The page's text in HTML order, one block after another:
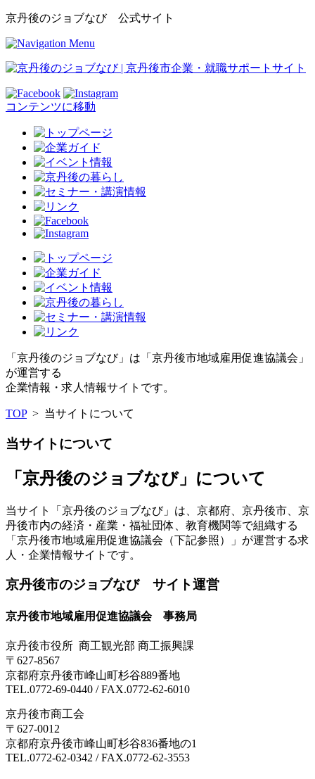
京丹後のジョブなび 公式サイト
コンテンツに移動
「京丹後のジョブなび」は「京丹後市地域雇用促進協議会」
が運営する
企業情報・求人情報サイトです。
TOP> 当サイトについて
当サイトについて
「京丹後のジョブなび」について
当サイト「京丹後のジョブなび」は、京都府、京丹後市、京
丹後市内の経済・産業・福祉団体、教育機関等で組織する
「京丹後市地域雇用促進協議会（下記参照）」が運営する求
人・企業情報サイトです。
京丹後市のジョブなび サイト運営
京丹後市地域雇用促進協議会 事務局
京丹後市役所 商工観光部 商工振興課
〒627-8567
京都府京丹後市峰山町杉谷889番地
TEL.0772-69-0440 / FAX.0772-62-6010
京丹後市商工会
〒627-0012
京都府京丹後市峰山町杉谷836番地の1
TEL.0772-62-0342 / FAX.0772-62-3553